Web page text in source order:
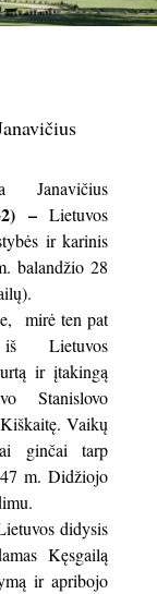
Janavičius
–Lietuvos
ir karinis
balandžio 28
mirė ten pat
Lietuvos
ir įtakingą
Stanislovo
Vaikų
ginčai tarp
m. Didžiojo
didysis
Kęsgailą
ir apribojo